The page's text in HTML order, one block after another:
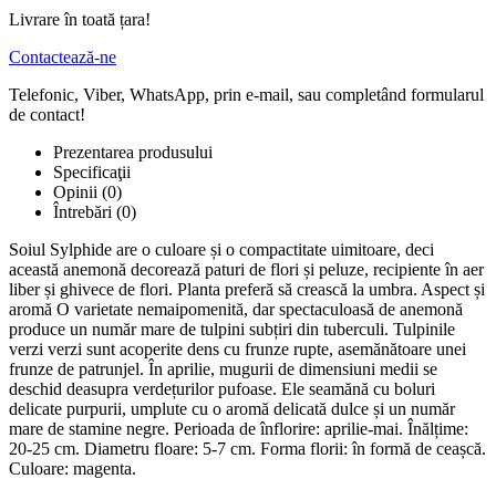
Livrare în toată țara!
Contactează-ne
Telefonic, Viber, WhatsApp, prin e-mail, sau completând formularul
de contact!
Prezentarea produsului
Specificaţii
Opinii (0)
Întrebări (0)
Soiul Sylphide are o culoare și o compactitate uimitoare, deci
această anemonă decorează paturi de flori și peluze, recipiente în aer
liber și ghivece de flori. Planta preferă să crească la umbra. Aspect și
aromă O varietate nemaipomenită, dar spectaculoasă de anemonă
produce un număr mare de tulpini subțiri din tuberculi. Tulpinile
verzi verzi sunt acoperite dens cu frunze rupte, asemănătoare unei
frunze de patrunjel. În aprilie, mugurii de dimensiuni medii se
deschid deasupra verdețurilor pufoase. Ele seamănă cu boluri
delicate purpurii, umplute cu o aromă delicată dulce și un număr
mare de stamine negre. Perioada de înflorire: aprilie-mai. Înălțime:
20-25 cm. Diametru floare: 5-7 cm. Forma florii: în formă de ceașcă.
Culoare: magenta.